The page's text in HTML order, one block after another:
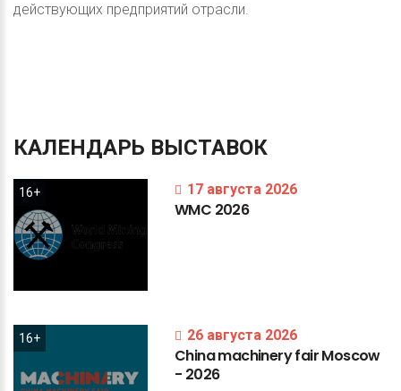
действующих предприятий отрасли.
КАЛЕНДАРЬ ВЫСТАВОК
16+ 17 августа 2026
WMC 2026
16+ 26 августа 2026
ChinamachineryfairMoscow
- 2026